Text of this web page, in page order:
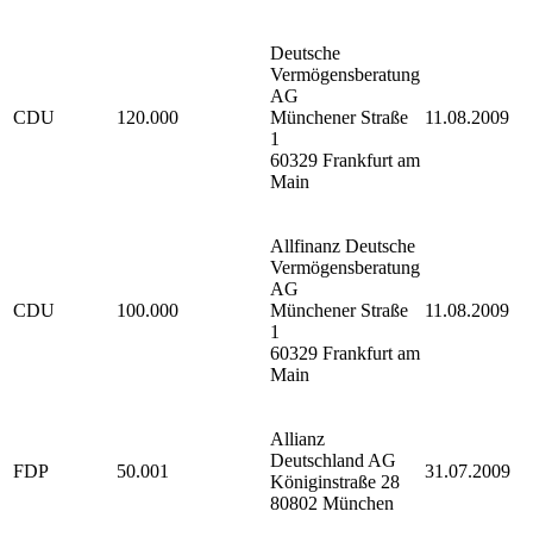
CDU 120.000
Deutsche
Vermögensberatung
AG
Münchener Straße
1
60329 Frankfurt am
Main
11.08.2009
CDU 100.000
Allfinanz Deutsche
Vermögensberatung
AG
Münchener Straße
1
60329 Frankfurt am
Main
11.08.2009
FDP 50.001
Allianz
Deutschland AG
Königinstraße 28
80802 München
31.07.2009